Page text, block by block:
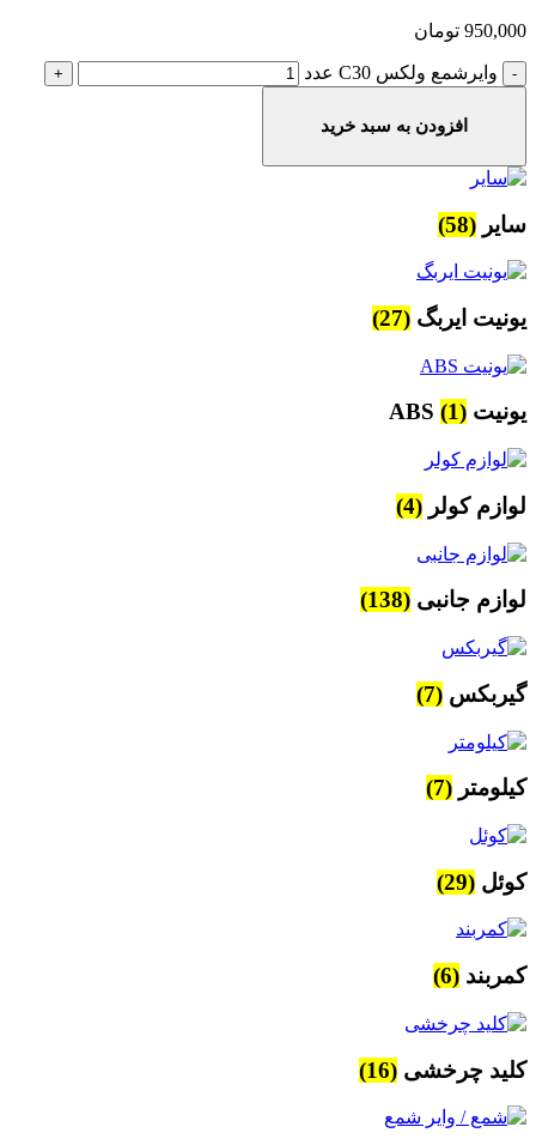
950,000 تومان
وایرشمع ولکس C30 عدد
افزودن به سبد خرید
سایر (58)
یونیت ایربگ (27)
یونیت ABS (1)
لوازم کولر (4)
لوازم جانبی (138)
گیربکس (7)
کیلومتر (7)
کوئل (29)
کمربند (6)
کلید چرخشی (16)